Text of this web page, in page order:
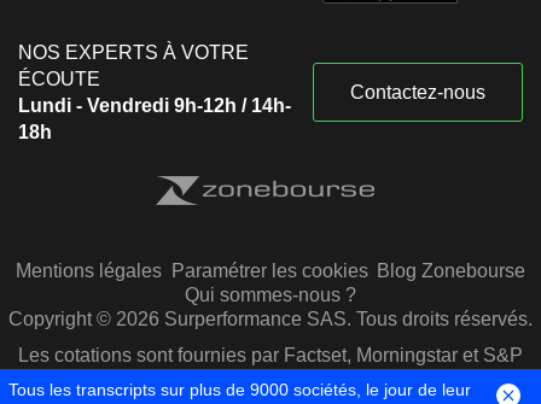
NOS EXPERTS À VOTRE
ÉCOUTE
Lundi - Vendredi 9h-12h / 14h-
18h
Contactez-nous
Mentions légales Paramétrer les cookies Blog Zonebourse
Qui sommes-nous ?
Copyright © 2026 Surperformance SAS. Tous droits réservés.
Les cotations sont fournies par Factset, Morningstar et S&P
Capital IQ
Tous les transcripts sur plus de 9000 sociétés, le jour de leur